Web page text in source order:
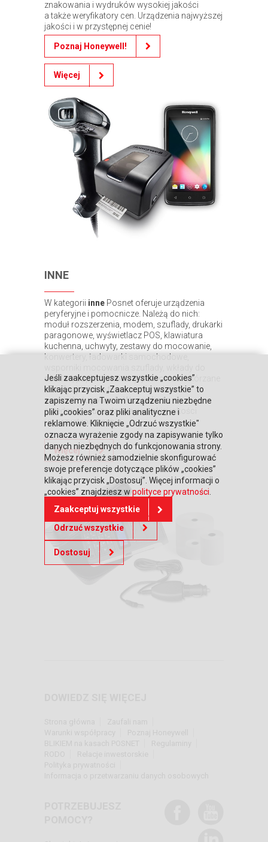
znakowania i wydruków wysokiej jakości
a także weryfikatory cen. Urządzenia najwyższej
jakości i w przystępnej cenie!
Poznaj Honeywell!
Więcej
INNE
W kategorii inne Posnet oferuje urządzenia
peryferyjne i pomocnicze. Należą do nich:
moduł rozszerzenia, modem, szuflady, drukarki
paragonowe, wyświetlacz POS, klawiatura
kuchenna, uchwyty, zestawy do mocowanie,
konwertery, ładowarki samochodowe,
szuflad, papier termiczny, pokrowce i skórzane
etui. Znajduje się tu także oferta kas
samoobsługowych. Wszystko to są
przedmioty i urządzenia wysokiej jakości
i w przystępnej cenie.
Więcej
Jeśli zaakceptujesz wszystkie „cookies”
klikając przycisk „Zaakceptuj wszystkie” to
zapiszemy na Twoim urządzeniu niezbędne
pliki „cookies” oraz pliki analityczne i
reklamowe. Kliknięcie „Odrzuć wszystkie"
oznacza wyrażenie zgody na zapisywanie tylko
danych niezbędnych do funkcjonowania strony.
Możesz również samodzielnie skonfigurować
swoje preferencje dotyczące plików „cookies”
klikając przycisk „Dostosuj”. Więcej informacji o
„cookies” znajdziesz w polityce prywatności.
Zaakceptuj wszystkie
Odrzuć wszystkie
Dostosuj